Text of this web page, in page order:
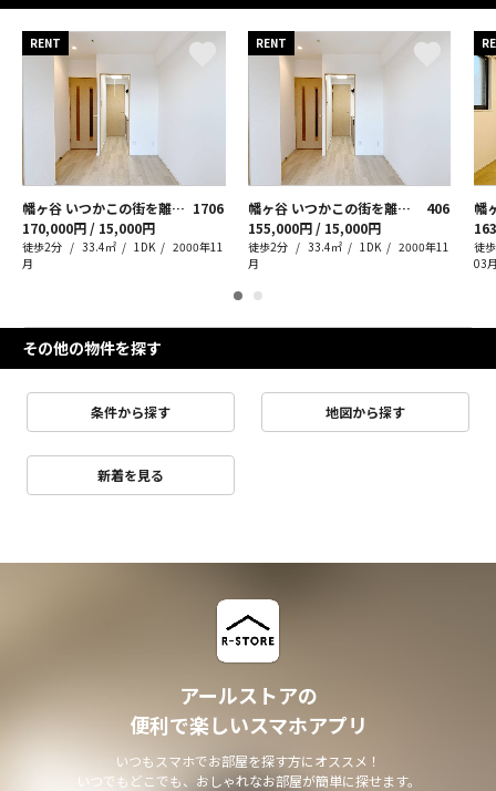
RENT
幡ヶ谷 いつかこの街を離れても 1706
170,000円 / 15,000円
徒歩2分 33.4㎡ 1DK
2000年11
月
RENT
幡ヶ谷 いつかこの街を離れても
406
155,000円 / 15,000円
徒歩2分 33.4㎡ 1DK
2000年11
月
幡
徒
03
その他の物件を探す
条件から探す 地図から探す
新着を見る
アールストアの
便利で楽しいスマホアプリ
いつもスマホでお部屋を探す方にオススメ！
いつでもどこでも、おしゃれなお部屋が簡単に探せます。